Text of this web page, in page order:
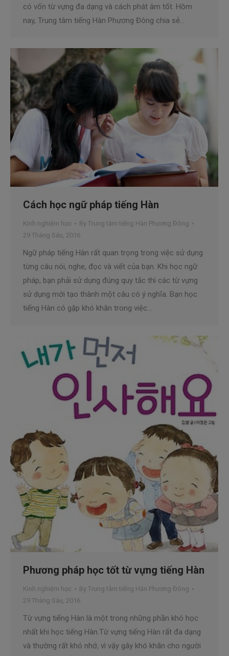
có vốn từ vựng đa dạng và cách phát âm tốt. Hôm
nay, Trung tâm tiếng Hàn Phương Đông chia sẻ…
Cách học ngữ pháp tiếng Hàn
Kinh nghiệm học By Trung tâm tiếng Hàn Phương Đông
29 Tháng Sáu, 2016
Ngữ pháp tiếng Hàn rất quan trọng trong việc sử dụng
từng câu nói, nghe, đọc và viết của bạn. Khi học ngữ
pháp, bạn phải sử dụng đúng quy tắc thì các từ vựng
sử dụng mới tạo thành một câu có ý nghĩa. Bạn học
tiếng Hàn có gặp khó khăn trong việc…
Phương pháp học tốt từ vựng tiếng Hàn
Kinh nghiệm học By Trung tâm tiếng Hàn Phương Đông
29 Tháng Sáu, 2016
Từ vựng tiếng Hàn là một trong những phần khó học
nhất khi học tiếng Hàn.Từ vựng tiếng Hàn rất đa dạng
và thường rất khó nhớ, vì vậy gây khó khăn cho người